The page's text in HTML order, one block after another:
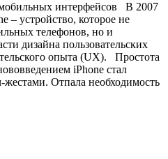
интерфейсов В 2007
– устройство, которое не
телефонов, но и
дизайна пользовательских
опыта (UX). Простота
iPhone стал
жестами. Отпала необходимость